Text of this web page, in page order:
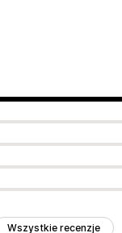
Wszystkie recenzje